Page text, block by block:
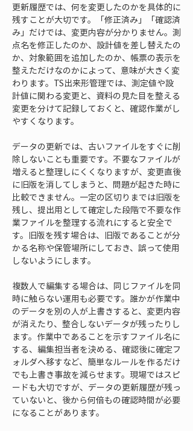
更新履歴では、何を変更したのかを具体的に
残すことが大切です。「修正済み」「確認済
み」だけでは、変更内容が分かりません。測
点名を修正したのか、設計値を差し替えたの
か、対象範囲を追加したのか、帳票の表示を
整えただけなのかによって、意味が大きく変
わります。TS出来形管理では、測定値や設
計値に関わる変更と、資料の見た目を整える
変更を分けて記録しておくと、確認作業がし
やすくなります。
データの更新では、古いファイルをすぐに削
除しないことも重要です。不要なファイルが
増えると整理しにくくなりますが、変更直後
に旧版を消してしまうと、問題が起きた時に
比較できません。一定の区切りまでは旧版を
残し、提出用として確定した段階で不要な作
業ファイルを整理する流れにすると安全で
す。旧版を残す場合は、旧版であることが分
かる名称や保管場所にしておき、誤って使用
しないようにします。
複数人で編集する場合は、同じファイルを同
時に触らない運用も必要です。誰かが作業中
のデータを別の人が上書きすると、変更内容
が消えたり、整合しないデータが残ったりし
ます。作業中であることを示すファイル名に
する、編集担当者を決める、確認後に確定フ
ォルダへ移すなど、簡単なルールを作るだけ
でも上書き事故を減らせます。現場ではスピ
ードも大切ですが、データの更新履歴が残っ
ていないと、後から何倍もの確認時間が必要
になることがあります。